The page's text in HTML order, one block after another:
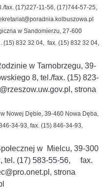
fax. (17)227-11-56, (17)744-57-25,
w Sandomierzu, 27-600
(15) 832 32 04, fax. (15) 832 32 04,
w Tarnobrzegu, 39-
8, tel./fax. (15) 823-
strona
Nowej Dębie, 39-460 Nowa Dęba,
34-93, fax. (15) 846-34-93,
w Mielcu, 39-300
tel. (17) 583-55-56, fax.
strona